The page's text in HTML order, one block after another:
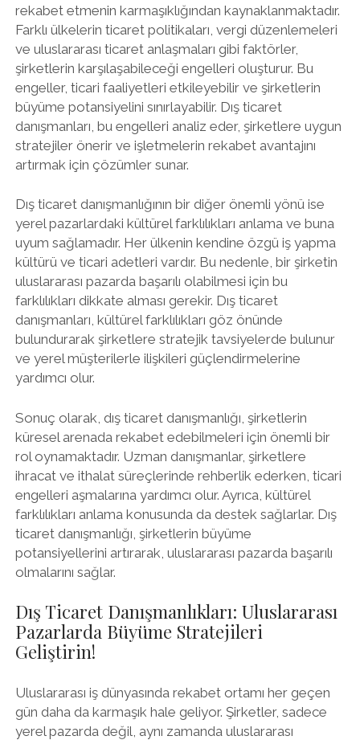
rekabet etmenin karmaşıklığından kaynaklanmaktadır.
Farklı ülkelerin ticaret politikaları, vergi düzenlemeleri
ve uluslararası ticaret anlaşmaları gibi faktörler,
şirketlerin karşılaşabileceği engelleri oluşturur. Bu
engeller, ticari faaliyetleri etkileyebilir ve şirketlerin
büyüme potansiyelini sınırlayabilir. Dış ticaret
danışmanları, bu engelleri analiz eder, şirketlere uygun
stratejiler önerir ve işletmelerin rekabet avantajını
artırmak için çözümler sunar.
Dış ticaret danışmanlığının bir diğer önemli yönü ise
yerel pazarlardaki kültürel farklılıkları anlama ve buna
uyum sağlamadır. Her ülkenin kendine özgü iş yapma
kültürü ve ticari adetleri vardır. Bu nedenle, bir şirketin
uluslararası pazarda başarılı olabilmesi için bu
farklılıkları dikkate alması gerekir. Dış ticaret
danışmanları, kültürel farklılıkları göz önünde
bulundurarak şirketlere stratejik tavsiyelerde bulunur
ve yerel müşterilerle ilişkileri güçlendirmelerine
yardımcı olur.
Sonuç olarak, dış ticaret danışmanlığı, şirketlerin
küresel arenada rekabet edebilmeleri için önemli bir
rol oynamaktadır. Uzman danışmanlar, şirketlere
ihracat ve ithalat süreçlerinde rehberlik ederken, ticari
engelleri aşmalarına yardımcı olur. Ayrıca, kültürel
farklılıkları anlama konusunda da destek sağlarlar. Dış
ticaret danışmanlığı, şirketlerin büyüme
potansiyellerini artırarak, uluslararası pazarda başarılı
olmalarını sağlar.
Dış Ticaret Danışmanlıkları: Uluslararası
Pazarlarda Büyüme Stratejileri
Geliştirin!
Uluslararası iş dünyasında rekabet ortamı her geçen
gün daha da karmaşık hale geliyor. Şirketler, sadece
yerel pazarda değil, aynı zamanda uluslararası